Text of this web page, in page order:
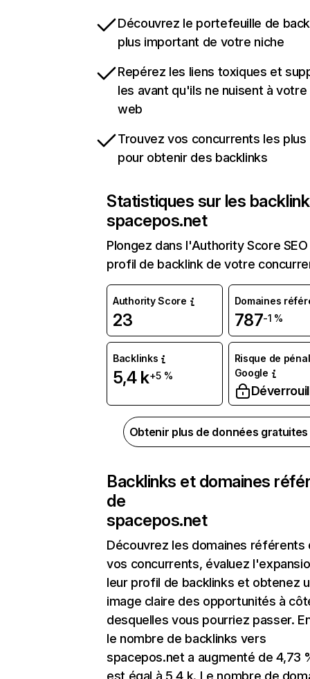
Découvrez le portefeuille de
plus important de votre niche
Repérez les liens toxiques et
les avant qu'ils ne nuisent à
web
Trouvez vos concurrents les
pour obtenir des backlinks
Statistiques sur les
spacepos.net
Plongez dans l'Authority Score
profil de backlink de votre
Authority Score
23
Domaines
787-1 %
Backlinks
5,4 k+5 %
Risque de
Google
Obtenir plus de données
Backlinks et domaines
de
spacepos.net
Découvrez les domaines référents
vos concurrents, évaluez
leur profil de backlinks et obtenez
image claire des opportunités à
desquelles vous pourriez passer.
le nombre de backlinks vers
spacepos.net a augmenté de 4,73
est égal à 5,4 k. Le nombre de